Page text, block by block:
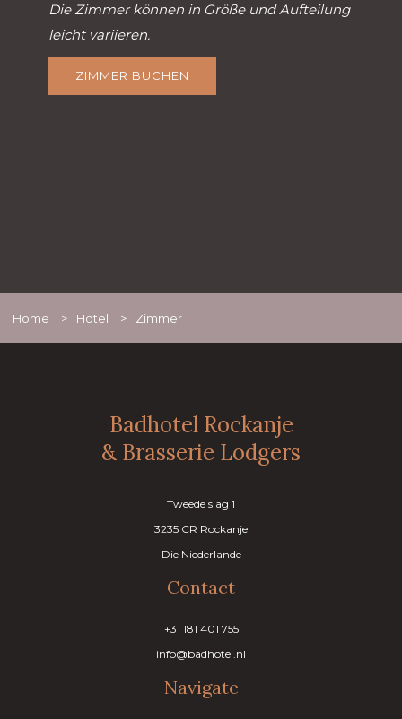
Die Zimmer können in Größe und Aufteilung
leicht variieren.
ZIMMER BUCHEN
Home > Hotel > Zimmer
Badhotel Rockanje
& Brasserie Lodgers
Tweede slag 1
3235 CR Rockanje
Die Niederlande
Contact
+31 181 401 755
info@badhotel.nl
Navigate